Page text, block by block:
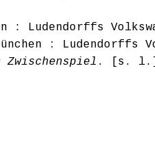
: Ludendorffs
: Ludendorffs
Zwischenspiel . [s. l.]